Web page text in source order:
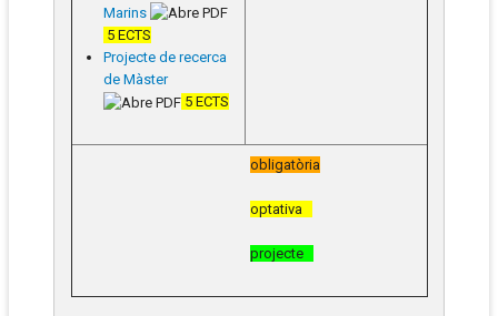
Marins
5 ECTS
Projecte de recerca
de Màster
5 ECTS
obligatòria
optativa
projecte